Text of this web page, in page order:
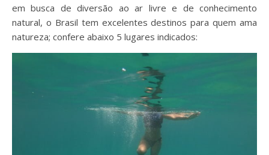
em busca de diversão ao ar livre e de conhecimento
natural, o Brasil tem excelentes destinos para quem ama
natureza; confere abaixo 5 lugares indicados: